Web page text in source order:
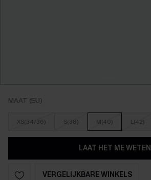
MAAT (EU)
XS(34/36) S(38) M(40) L(42)
LAAT HET ME WETEN
VERGELIJKBARE WINKELS